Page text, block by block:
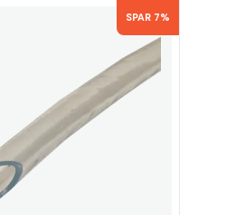
SPAR 7%